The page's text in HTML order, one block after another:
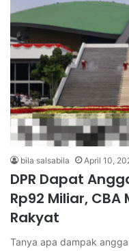
bila salsabila April 10,
DPR Dapat
Rp92 Miliar,
Rakyat
Tanya apa dampak